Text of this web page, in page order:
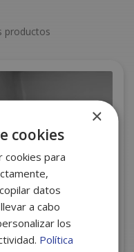
productos
RF.MB2 S/200
×
cookies
cookies para
datos
a cabo
los
Política